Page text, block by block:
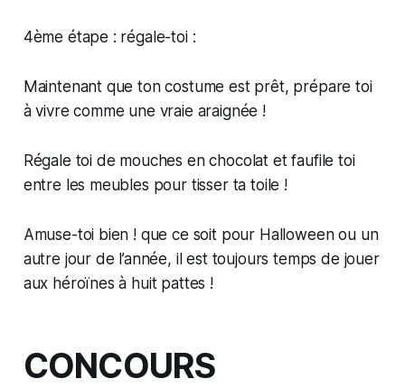
4ème étape : régale-toi :
Maintenant que ton costume est prêt, prépare toi
à vivre comme une vraie araignée !
Régale toi de mouches en chocolat et faufile toi
entre les meubles pour tisser ta toile !
Amuse-toi bien ! que ce soit pour Halloween ou un
autre jour de l’année, il est toujours temps de jouer
aux héroïnes à huit pattes !
CONCOURS